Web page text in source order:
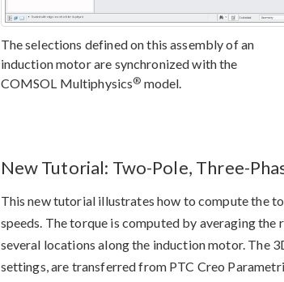
The selections defined on this assembly of an
induction motor are synchronized with the
COMSOL Multiphysics® model.
New Tutorial: Two-Pole, Three-
This new tutorial illustrates how to compute the
speeds. The torque is computed by averaging
several locations along the induction motor. The
settings, are transferred from PTC Creo